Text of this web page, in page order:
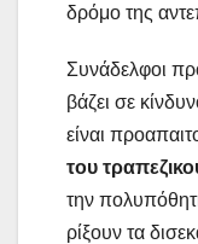
δρόμο της
Συνάδελφοι
βάζει σε
είναι
του
την
ρίξουν τα